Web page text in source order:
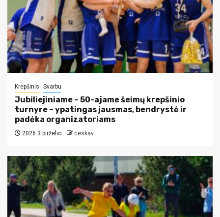
Krepšinis Svarbu
Jubiliejiniame – 50-ajame šeimų krepšinio
turnyre – ypatingas jausmas, bendrystė ir
padėka organizatoriams
2026 3 birželio ceskav